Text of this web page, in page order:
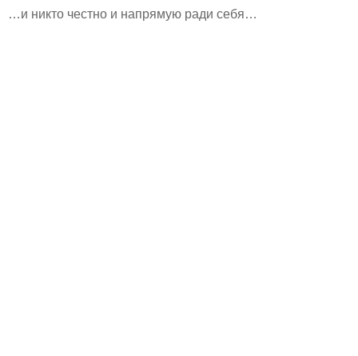
…и никто честно и напрямую ради себя…